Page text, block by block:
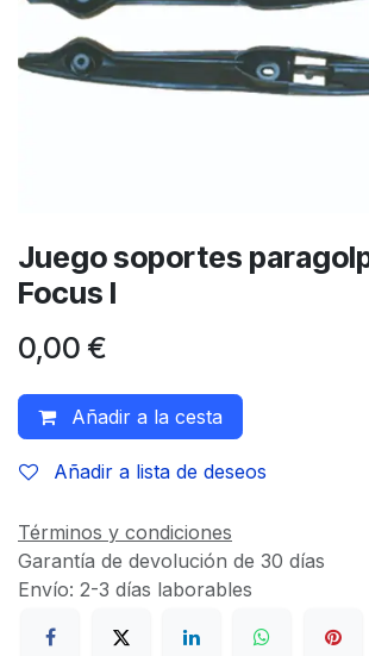
Juego soportes
Focus I
0,00 €
Añadir a la cesta
Añadir a lista de deseos
Términos y condiciones
Garantía de devolución de 30 días
Envío: 2-3 días laborables